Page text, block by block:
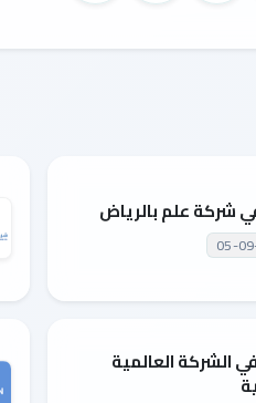
شركة علم بالرياض
الشركة العالمية